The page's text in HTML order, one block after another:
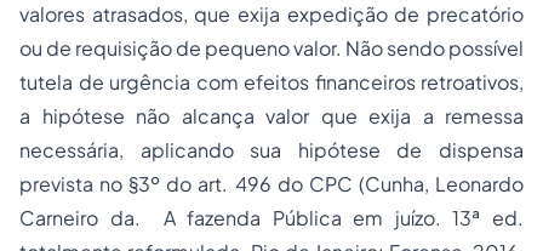
valores atrasados, que exija expedição de precatório
ou de requisição de pequeno valor. Não sendo possível
tutela de urgência com efeitos financeiros retroativos,
a hipótese não alcança valor que exija a remessa
necessária, aplicando sua hipótese de dispensa
prevista no §3º do art. 496 do CPC (Cunha, Leonardo
Carneiro da. A fazenda Pública em juízo. 13ª ed.